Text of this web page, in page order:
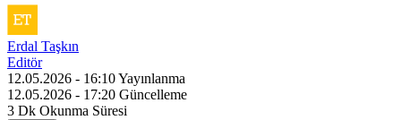
Erdal Taşkın
Editör
12.05.2026 - 16:10Yayınlanma
12.05.2026 - 17:20 Güncelleme
3 Dk Okunma Süresi